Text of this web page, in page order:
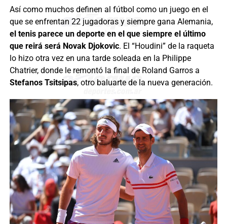
Así como muchos definen al fútbol como un juego en el
que se enfrentan 22 jugadoras y siempre gana Alemania,
el tenis parece un deporte en el que siempre el último
que reirá será Novak Djokovic. El “Houdini” de la raqueta
lo hizo otra vez en una tarde soleada en la Philippe
Chatrier, donde le remontó la final de Roland Garros a
Stefanos Tsitsipas, otro baluarte de la nueva generación.